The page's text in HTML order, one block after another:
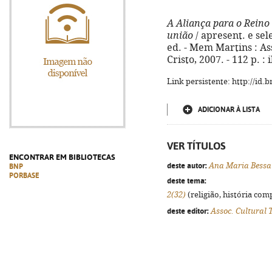
ENCONTRAR EM BIBLIOTECAS
BNP
PORBASE
A Aliança para o Reino
união / apresent. e
ed. - Mem Martins :
Cristo, 2007. - 112 p. :
Link persistente: http://
ADICIONAR À LISTA
VER TÍTULOS
deste autor: Ana Maria Bessa
deste tema:
2(32) (religião, história
deste editor: Assoc. Cultural